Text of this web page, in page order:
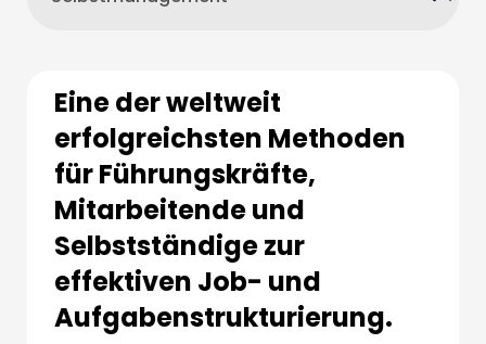
Eine der weltweit
erfolgreichsten Methoden
für Führungskräfte,
Mitarbeitende und
Selbstständige zur
effektiven Job- und
Aufgabenstrukturierung.